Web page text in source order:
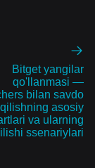
Bitget yangilar
qo'llanmasi —
bilan savdo
qilishning asosiy
va ularning
ssenariylari